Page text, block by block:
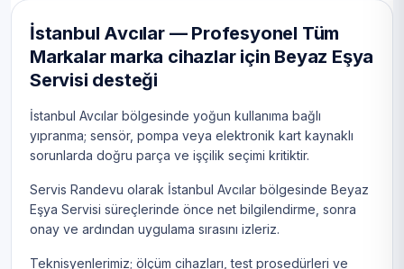
İstanbul Avcılar — Profesyonel Tüm
Markalar marka cihazlar için Beyaz Eşya
Servisi desteği
İstanbul Avcılar bölgesinde yoğun kullanıma bağlı
yıpranma; sensör, pompa veya elektronik kart kaynaklı
sorunlarda doğru parça ve işçilik seçimi kritiktir.
Servis Randevu olarak İstanbul Avcılar bölgesinde Beyaz
Eşya Servisi süreçlerinde önce net bilgilendirme, sonra
onay ve ardından uygulama sırasını izleriz.
Teknisyenlerimiz; ölçüm cihazları, test prosedürleri ve